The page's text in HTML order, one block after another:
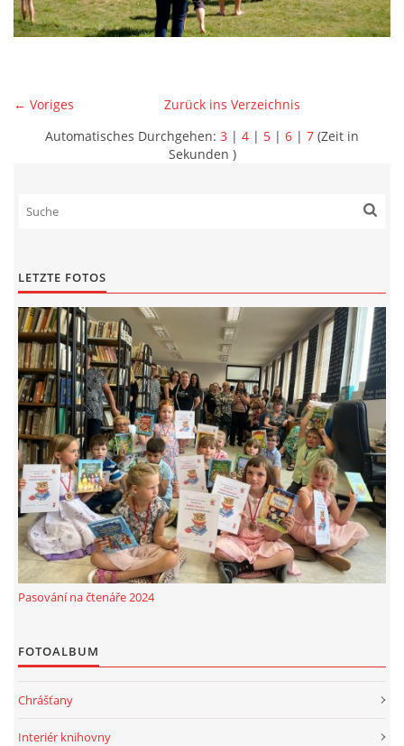
← Voriges
Zurück ins Verzeichnis
Automatisches Durchgehen: 3 | 4 | 5 | 6 | 7 (Zeit in
Sekunden )
LETZTE FOTOS
Pasování na čtenáře 2024
FOTOALBUM
Chrášťany
Interiér knihovny